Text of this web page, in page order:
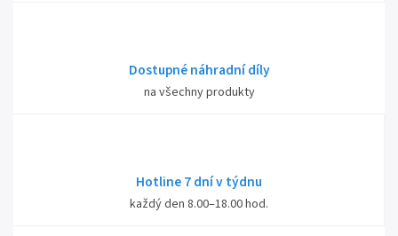
Dostupné náhradní díly
na všechny produkty
Hotline 7 dní v týdnu
každý den 8.00–18.00 hod.